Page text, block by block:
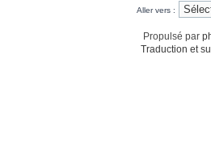
Aller vers :
Propulsé par
Traduction et